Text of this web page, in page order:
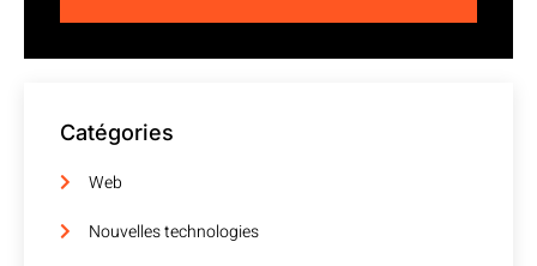
Catégories
Web
Nouvelles technologies